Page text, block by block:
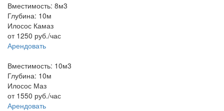
Вместимость: 8м3
Глубина: 10м
Илосос Камаз
от 1250 руб./час
Арендовать
Вместимость: 10м3
Глубина: 10м
Илосос Маз
от 1550 руб./час
Арендовать